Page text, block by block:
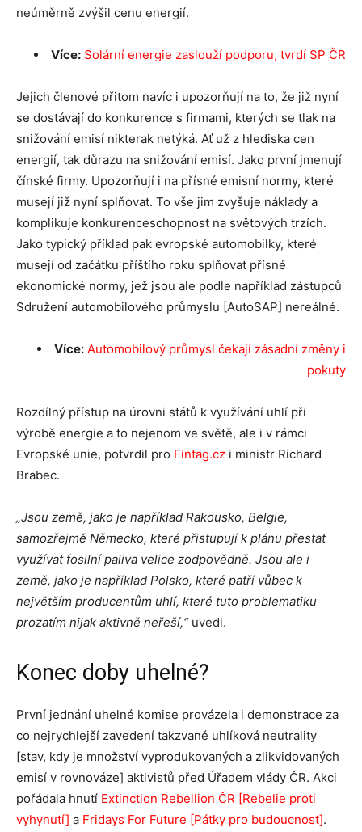
neúměrně zvýšil cenu energií.
Více: Solární energie zaslouží podporu, tvrdí SP ČR
Jejich členové přitom navíc i upozorňují na to, že již nyní
se dostávají do konkurence s firmami, kterých se tlak na
snižování emisí nikterak netýká. Ať už z hlediska cen
energií, tak důrazu na snižování emisí. Jako první jmenují
čínské firmy. Upozorňují i na přísné emisní normy, které
musejí již nyní splňovat. To vše jim zvyšuje náklady a
komplikuje konkurenceschopnost na světových trzích.
Jako typický příklad pak evropské automobilky, které
musejí od začátku příštího roku splňovat přísné
ekonomické normy, jež jsou ale podle například zástupců
Sdružení automobilového průmyslu [AutoSAP] nereálné.
Více: Automobilový průmysl čekají zásadní změny i
pokuty
Rozdílný přístup na úrovni států k využívání uhlí při
výrobě energie a to nejenom ve světě, ale i v rámci
Evropské unie, potvrdil pro Fintag.cz i ministr Richard
Brabec.
„Jsou země, jako je například Rakousko, Belgie,
samozřejmě Německo, které přistupují k plánu přestat
využívat fosilní paliva velice zodpovědně. Jsou ale i
země, jako je například Polsko, které patří vůbec k
největším producentům uhlí, které tuto problematiku
prozatím nijak aktivně neřeší,“uvedl.
Konec doby uhelné?
První jednání uhelné komise provázela i demonstrace za
co nejrychlejší zavedení takzvané uhlíková neutrality
[stav, kdy je množství vyprodukovaných a zlikvidovaných
emisí v rovnováze] aktivistů před Úřadem vlády ČR. Akci
pořádala hnutí Extinction Rebellion ČR [Rebelie proti
vyhynutí] a Fridays For Future [Pátky pro budoucnost].